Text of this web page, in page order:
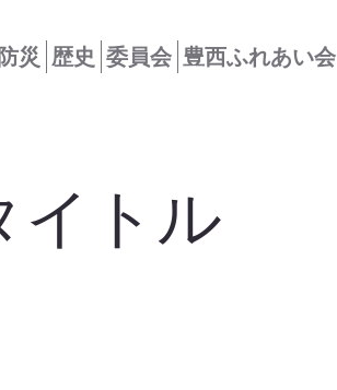
災 歴史 委員会 豊西ふれあい会
イトル